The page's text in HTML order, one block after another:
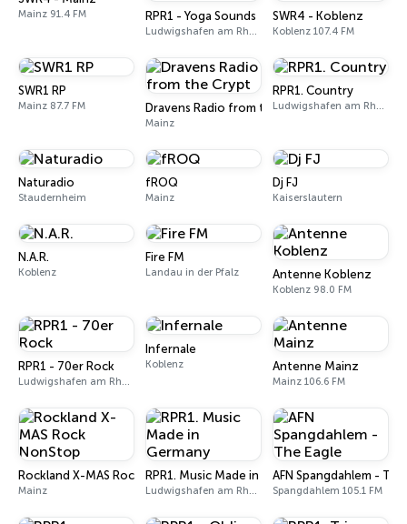
Mainz 91.4 FM RPR1 - Yoga Sounds
Ludwigshafen am Rhein
SWR4 - Koblenz
Koblenz 107.4 FM
SWR1 RP
Mainz 87.7 FM Dravens Radio from the Crypt
Mainz
RPR1. Country
Ludwigshafen am Rhein
Naturadio
Staudernheim
fROQ
Mainz
Dj FJ
Kaiserslautern
N.A.R.
Koblenz
Fire FM
Landau in der Pfalz Antenne Koblenz
Koblenz 98.0 FM
RPR1 - 70er Rock
Ludwigshafen am Rhein
Infernale
Koblenz Antenne Mainz
Mainz 106.6 FM
Rockland X-MAS Rock NonStop
Mainz
RPR1. Music Made in Germany
Ludwigshafen am Rhein
AFN Spangdahlem -
Spangdahlem 105.1 FM